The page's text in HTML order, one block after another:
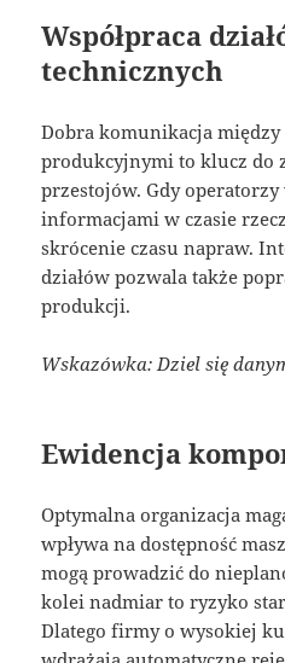
Współpraca
technicznych
Dobra komunikacja
produkcyjnymi to klucz do
przestojów. Gdy
informacjami w czasie
skrócenie czasu napraw.
działów pozwala także
produkcji.
Wskazówka: Dziel się
Ewidencja
Optymalna organizacja
wpływa na dostępność
mogą prowadzić do
kolei nadmiar to ryzyko
Dlatego firmy o wysokiej